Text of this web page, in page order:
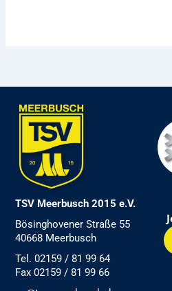
TSV Meerbusch 2015 e.V.
Bösinghovener Straße 55
40668 Meerbusch
Tel. 02159 / 81 99 64
Fax 02159 / 81 99 66